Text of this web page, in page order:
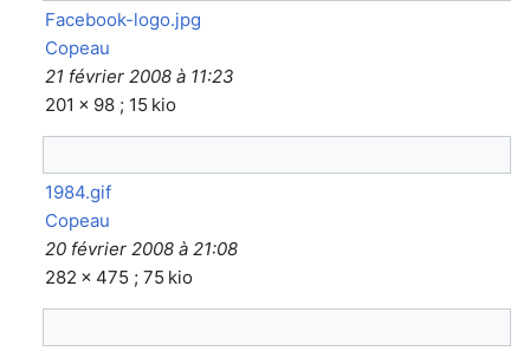
Facebook-logo.jpg
Copeau
21 février 2008 à 11:23
201 × 98 ; 15 kio
1984.gif
Copeau
20 février 2008 à 21:08
282 × 475 ; 75 kio